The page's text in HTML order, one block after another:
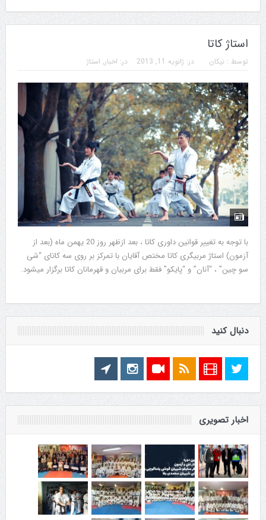
استاژ کاتا
توسط : نیکان در: ژانویه 11, 2013 در: اخبار, استاژ
با توجه به تغییر قوانین داوری کاتا ، بعد ازظهر روز 20 یهمن ماه (بعد از
آزمون) استاژ مربیگری کاتا مختص آقایان با تمرکز بر روی سه کاتای “شی
سو چین” ، “آنان” و “پایکو” فقط برای مربیان و قهرمانان کاتا برگزار میشود.
دنبال کنید
اخبار تصویری